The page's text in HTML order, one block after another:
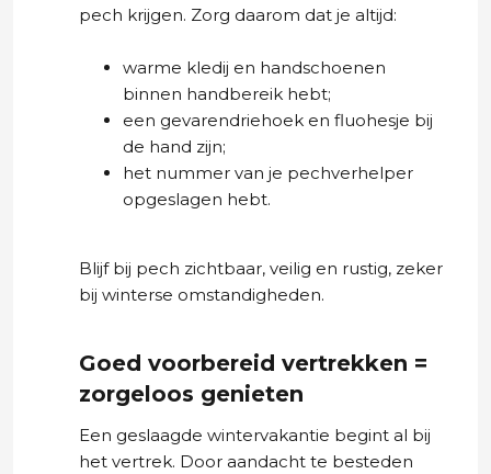
pech krijgen. Zorg daarom dat je altijd:
warme kledij en handschoenen
binnen handbereik hebt;
een gevarendriehoek en fluohesje bij
de hand zijn;
het nummer van je pechverhelper
opgeslagen hebt.
Blijf bij pech zichtbaar, veilig en rustig, zeker
bij winterse omstandigheden.
Goed voorbereid vertrekken =
zorgeloos genieten
Een geslaagde wintervakantie begint al bij
het vertrek. Door aandacht te besteden